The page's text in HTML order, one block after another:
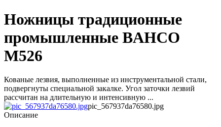
Ножницы традиционные
промышленные BAHCO
M526
Кованые лезвия, выполненные из инструментальной стали,
подвергнуты специальной закалке. Угол заточки лезвий
рассчитан на длительную и интенсивную ...
pic_567937da76580.jpg
Описание